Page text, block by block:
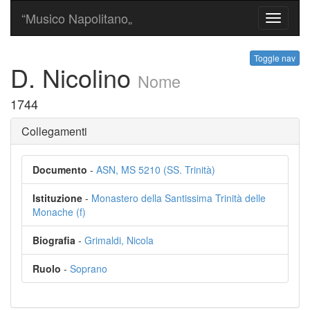
Toggle
“Musico Napolitano„
Toggle nav
D. Nicolino Nome
1744
Collegamenti
Documento - ASN, MS 5210 (SS. Trinità)
Istituzione - Monastero della Santissima Trinità delle
Monache (f)
Biografia - Grimaldi, Nicola
Ruolo - Soprano